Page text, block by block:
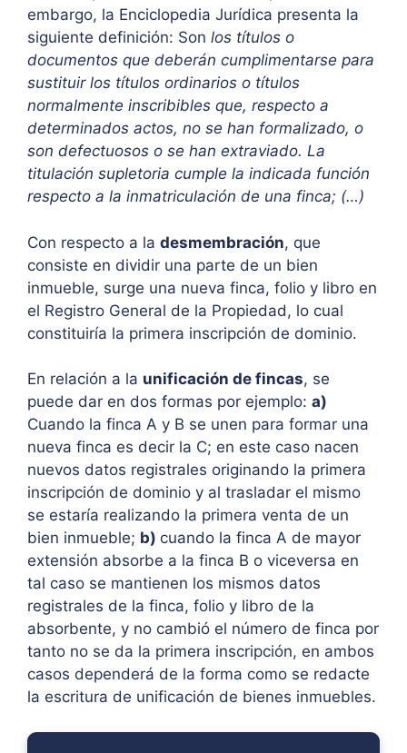
embargo, la Enciclopedia Jurídica presenta la
siguiente definición: Son los títulos o
documentos que deberán cumplimentarse para
sustituir los títulos ordinarios o títulos
normalmente inscribibles que, respecto a
determinados actos, no se han formalizado, o
son defectuosos o se han extraviado. La
titulación supletoria cumple la indicada función
respecto a la inmatriculación de una finca; (…)
Con respecto a la desmembración, que
consiste en dividir una parte de un bien
inmueble, surge una nueva finca, folio y libro en
el Registro General de la Propiedad, lo cual
constituiría la primera inscripción de dominio.
En relación a la unificación de fincas, se
puede dar en dos formas por ejemplo: a)
Cuando la finca A y B se unen para formar una
nueva finca es decir la C; en este caso nacen
nuevos datos registrales originando la primera
inscripción de dominio y al trasladar el mismo
se estaría realizando la primera venta de un
bien inmueble; b) cuando la finca A de mayor
extensión absorbe a la finca B o viceversa en
tal caso se mantienen los mismos datos
registrales de la finca, folio y libro de la
absorbente, y no cambió el número de finca por
tanto no se da la primera inscripción, en ambos
casos dependerá de la forma como se redacte
la escritura de unificación de bienes inmuebles.